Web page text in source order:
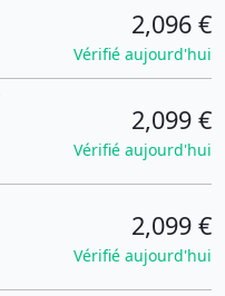
2,096 €
Vérifié aujourd'hui
2,099 €
Vérifié aujourd'hui
2,099 €
Vérifié aujourd'hui